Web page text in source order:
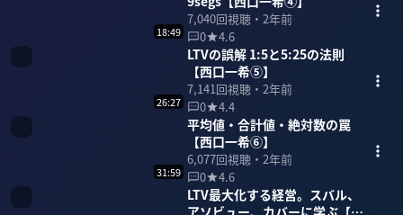
7,040回視聴・ 2年前
0
4.6
18:49
LTVの誤解 1:5と5:25の法則
【西口一希⑤】
7,141回視聴・ 2年前
0
4.4
26:27
平均値・合計値・絶対数の罠
【西口一希⑥】
6,077回視聴・ 2年前
0
4.6
31:59
LTV最大化する経営。スバル、
アソビュー、カバーに学ぶ【西